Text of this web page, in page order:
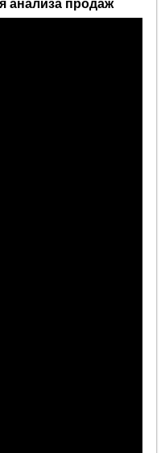
анализа продаж